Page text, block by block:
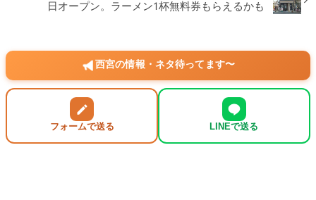
日オープン。ラーメン1杯無料券もらえるかも
西宮の情報・ネタ待ってます〜
フォームで送る LINEで送る